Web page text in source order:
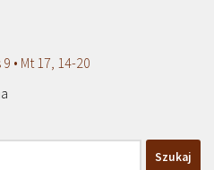
9 • Mt 17, 14-20